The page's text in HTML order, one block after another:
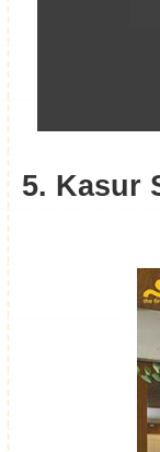
5. Kasur